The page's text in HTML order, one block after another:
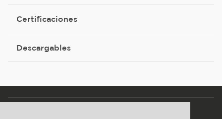
Certificaciones
Descargables